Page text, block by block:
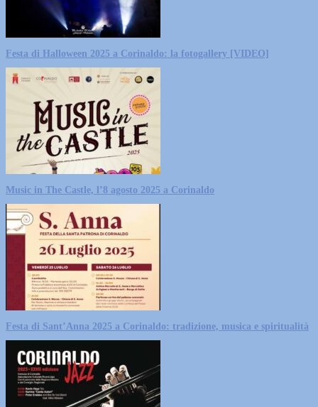
Festa di Halloween 2025 a Corinaldo: la fotogallery [VIDEO]
Music in The Castle, l’8 agosto 2025 a Corinaldo
Festa di Sant’Anna 2025 a Corinaldo: tradizione, musica e spiritualità